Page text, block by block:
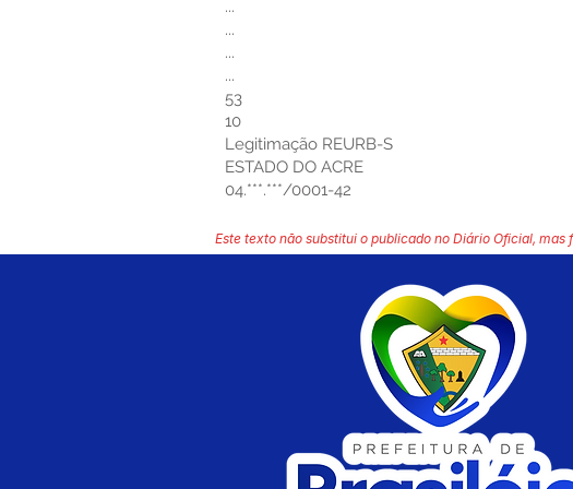
...
...
...
...
53
10
Legitimação REURB-S
ESTADO DO ACRE
04.***.***/0001-42
Este texto não substitui o publicado no Diário Oficial,